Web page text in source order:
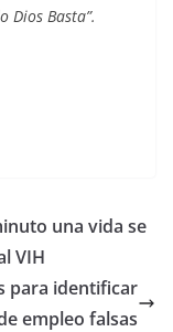
Dios Basta”.
una vida se
VIH
para identificar
empleo falsas